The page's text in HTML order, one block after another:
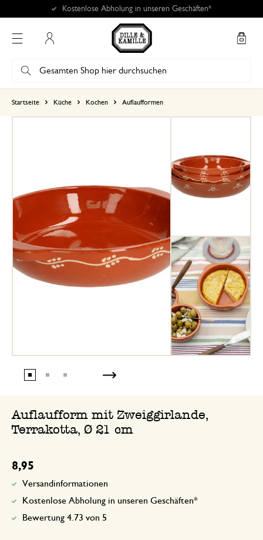
Kostenlose Abholung in unseren Geschäften*
Startseite Küche Kochen Auflaufformen
Auflaufform mit Zweiggirlande,
Terrakotta, Ø 21 cm
8,95
Versandinformationen
Kostenlose Abholung in unseren Geschäften*
Bewertung 4.73 von 5
12. Mai 2026
Nur Bewertung, ohne Kommentar